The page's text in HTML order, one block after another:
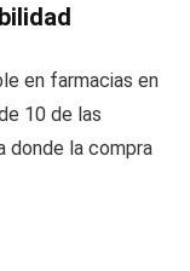
en farmacias en
10 de las
donde la compra